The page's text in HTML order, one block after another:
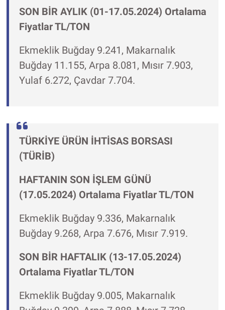
SON BİR AYLIK (01-17.05.2024) Ortalama
Fiyatlar TL/TON
Ekmeklik Buğday 9.241, Makarnalık
Buğday 11.155, Arpa 8.081, Mısır 7.903,
Yulaf 6.272, Çavdar 7.704.
TÜRKİYE ÜRÜN İHTİSAS BORSASI
(TÜRİB)
HAFTANIN SON İŞLEM GÜNÜ
(17.05.2024) Ortalama Fiyatlar TL/TON
Ekmeklik Buğday 9.336, Makarnalık
Buğday 9.268, Arpa 7.676, Mısır 7.919.
SON BİR HAFTALIK (13-17.05.2024)
Ortalama Fiyatlar TL/TON
Ekmeklik Buğday 9.005, Makarnalık